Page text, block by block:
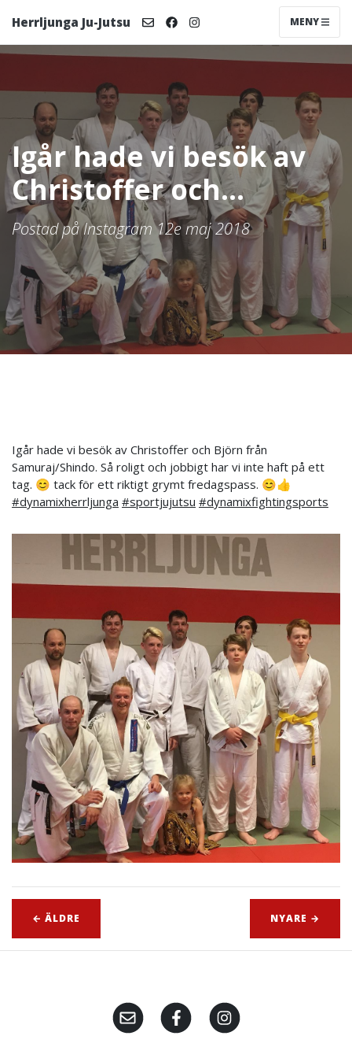
Herrljunga Ju-Jutsu MENY
Igår hade vi besök av
Christoffer och...
Postad på Instagram 12e maj 2018
Igår hade vi besök av Christoffer och Björn från
Samuraj/Shindo. Så roligt och jobbigt har vi inte haft på ett
tag. 😊 tack för ett riktigt grymt fredagspass. 😊👍
#dynamixherrljunga #sportjujutsu #dynamixfightingsports
← ÄLDRE NYARE →